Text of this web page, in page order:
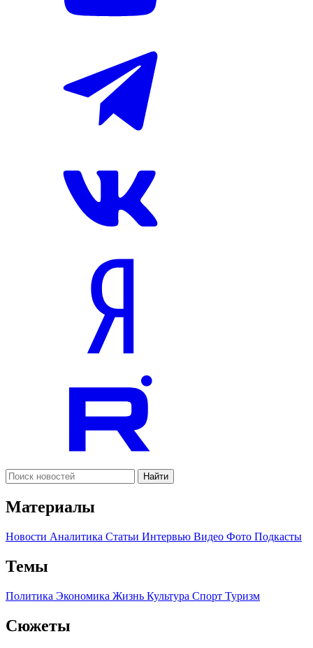
Найти
Материалы
Новости Аналитика Статьи Интервью Видео Фото Подкасты
Темы
Политика Экономика Жизнь Культура Спорт Туризм
Сюжеты